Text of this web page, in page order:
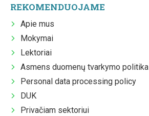
REKOMENDUOJAME
Apie mus
Mokymai
Lektoriai
Asmens duomenų tvarkymo politika
Personal data processing policy
DUK
Privačiam sektoriui